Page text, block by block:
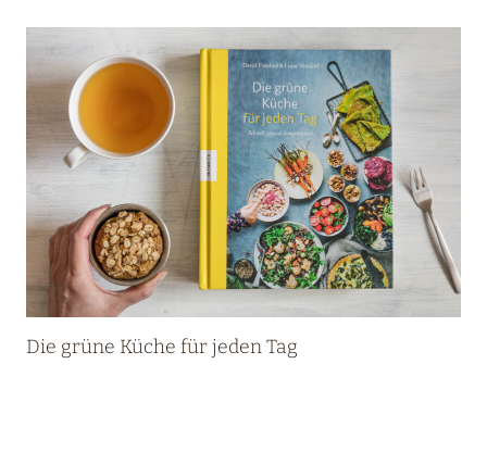
R
I
E
S
–
‚
E
I
N
G
A
R
Die grüne Küche für jeden Tag